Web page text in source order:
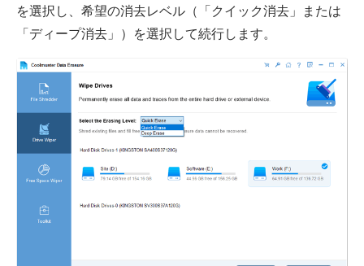
を選択し、希望の消去レベル（「クイック消去」または
「ディープ消去」）を選択して続行します。